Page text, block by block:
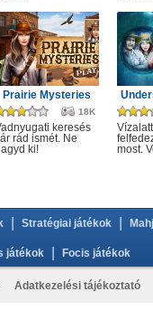
Prairie Mysteries
18K
keresés
rád ismét. Ne
ki!
most.
Stratégiai játékok
játékok Focis játékok
Adatkezelési tájékoztató